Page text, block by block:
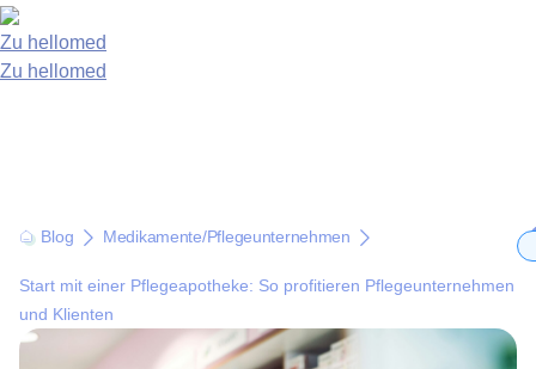
Zu hellomed
Zu hellomed
Blog Medikamente/Pflegeunternehmen
Start mit einer Pflegeapotheke: So profitieren Pflegeunternehmen
und Klienten